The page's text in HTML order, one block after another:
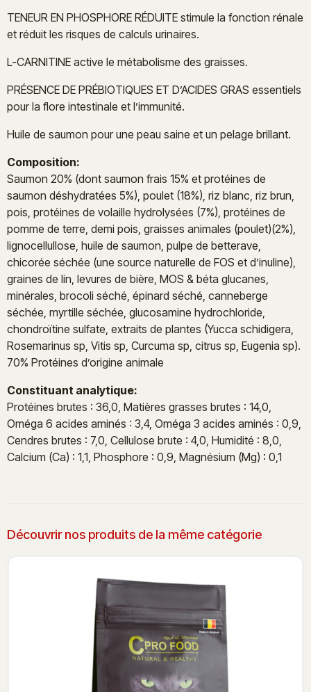
TENEUR EN PHOSPHORE RÉDUITE stimule la fonction rénale
et réduit les risques de calculs urinaires.
L-CARNITINE active le métabolisme des graisses.
PRÉSENCE DE PRÉBIOTIQUES ET D’ACIDES GRAS essentiels
pour la flore intestinale et l’immunité.
Huile de saumon pour une peau saine et un pelage brillant.
Composition:
Saumon 20% (dont saumon frais 15% et protéines de
saumon déshydratées 5%), poulet (18%), riz blanc, riz brun,
pois, protéines de volaille hydrolysées (7%), protéines de
pomme de terre, demi pois, graisses animales (poulet)(2%),
lignocellullose, huile de saumon, pulpe de betterave,
chicorée séchée (une source naturelle de FOS et d’inuline),
graines de lin, levures de bière, MOS & béta glucanes,
minérales, brocoli séché, épinard séché, canneberge
séchée, myrtille séchée, glucosamine hydrochloride,
chondroïtine sulfate, extraits de plantes (Yucca schidigera,
Rosemarinus sp, Vitis sp, Curcuma sp, citrus sp, Eugenia sp).
70% Protéines d’origine animale
Constituant analytique:
Protéines brutes : 36,0, Matières grasses brutes : 14,0,
Oméga 6 acides aminés : 3,4, Oméga 3 acides aminés : 0,9,
Cendres brutes : 7,0, Cellulose brute : 4,0, Humidité : 8,0,
Calcium (Ca) : 1,1, Phosphore : 0,9, Magnésium (Mg) : 0,1
Découvrir nos produits de la même catégorie